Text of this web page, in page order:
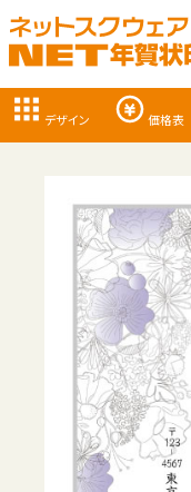
デザイン 価格表